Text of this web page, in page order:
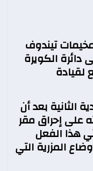
تيندوف
دائرة الكويرة
لقيادة
الثانية بعد أن
ذاته على إحراق مقر
هذا الفعل
المزرية التي